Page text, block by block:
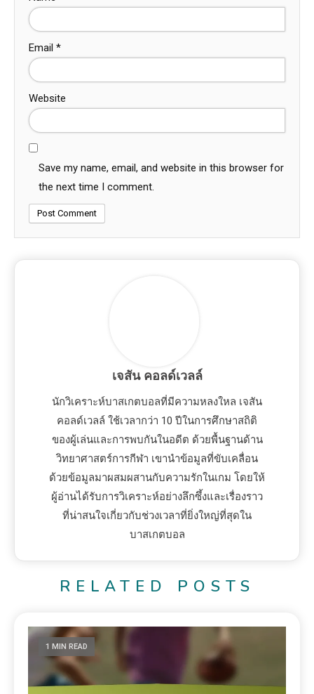
Email *
Website
Save my name, email, and website in this browser for
the next time I comment.
เจสัน คอลด์เวลล์
นักวิเคราะห์บาสเกตบอลที่มีความหลงใหล เจสัน
คอลด์เวลล์ ใช้เวลากว่า 10 ปีในการศึกษาสถิติ
ของผู้เล่นและการพบกันในอดีต ด้วยพื้นฐานด้าน
วิทยาศาสตร์การกีฬา เขานำข้อมูลที่ขับเคลื่อน
ด้วยข้อมูลมาผสมผสานกับความรักในเกม โดยให้
ผู้อ่านได้รับการวิเคราะห์อย่างลึกซึ้งและเรื่องราว
ที่น่าสนใจเกี่ยวกับช่วงเวลาที่ยิ่งใหญ่ที่สุดใน
บาสเกตบอล
RELATED POSTS
1 MIN READ